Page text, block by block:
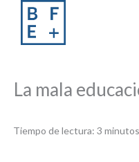
content
La mala
Tiempo de lectura: 3 minutos